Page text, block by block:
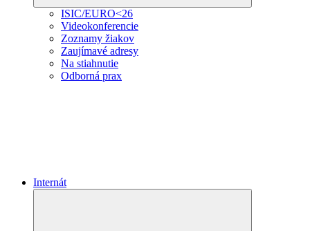
ISIC/EURO<26
Videokonferencie
Zoznamy žiakov
Zaujímavé adresy
Na stiahnutie
Odborná prax
Internát